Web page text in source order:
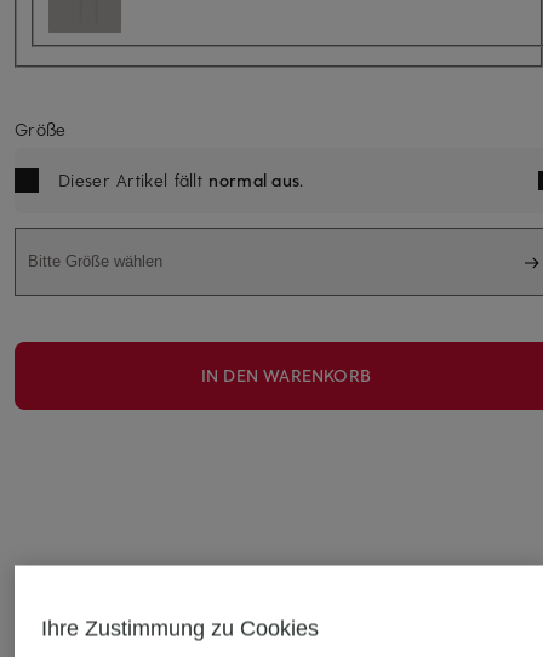
Größe
Dieser Artikel fällt normal aus.
Bitte Größe wählen
IN DEN WARENKORB
Ihre Zustimmung zu Cookies